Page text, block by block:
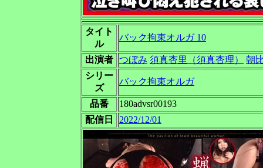
タイト
ル
バック拘束オルガ 10
出演者 つぼみ 須真杏里（須真杏理）
朝
シリー
ズ
バック拘束オルガ
品番
180advsr00193
配信日
2022/12/01